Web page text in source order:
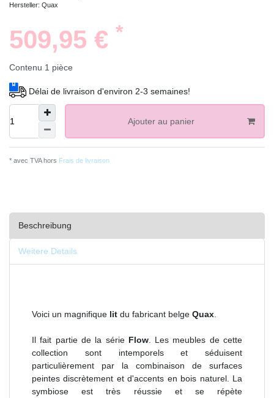
Hersteller: Quax
509,95 € *
Contenu 1 pièce
Délai de livraison d'environ 2-3 semaines!
Ajouter au panier
* avec TVA hors Frais de livraison
Beschreibung
Weitere Details
Voici un magnifique lit du fabricant belge Quax
Il fait partie de la série Flow. Les meubles de cette
collection sont intemporels et séduisent
particulièrement par la combinaison de surfaces
peintes discrètement et d'accents en bois naturel. La
symbiose est très réussie et se répète